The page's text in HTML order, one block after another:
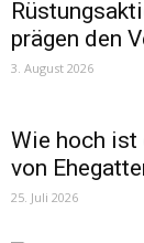
prägen den
3. August 2026
Wie hoch ist
von
25. Juli 2026